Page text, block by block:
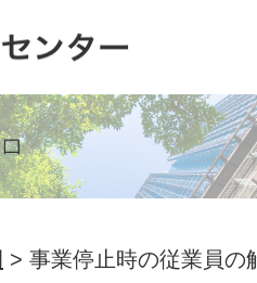
> 事業停止時の従業員の